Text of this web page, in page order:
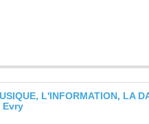
L'INFORMATION, LA
Evry